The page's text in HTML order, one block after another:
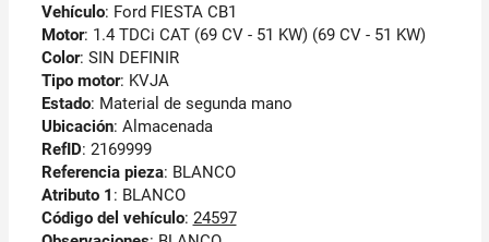
Vehículo: Ford FIESTA CB1
Motor: 1.4 TDCi CAT (69 CV - 51 KW) (69 CV - 51 KW)
Color: SIN DEFINIR
Tipo motor: KVJA
Estado: Material de segunda mano
Ubicación: Almacenada
RefID: 2169999
Referencia pieza: BLANCO
Atributo 1 : BLANCO
Código del vehículo: 24597